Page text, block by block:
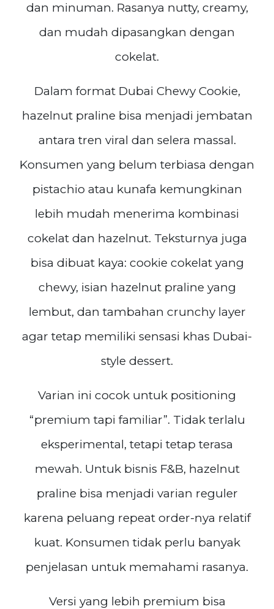
dan minuman. Rasanya nutty, creamy,
dan mudah dipasangkan dengan
cokelat.
Dalam format Dubai Chewy Cookie,
hazelnut praline bisa menjadi jembatan
antara tren viral dan selera massal.
Konsumen yang belum terbiasa dengan
pistachio atau kunafa kemungkinan
lebih mudah menerima kombinasi
cokelat dan hazelnut. Teksturnya juga
bisa dibuat kaya: cookie cokelat yang
chewy, isian hazelnut praline yang
lembut, dan tambahan crunchy layer
agar tetap memiliki sensasi khas Dubai-
style dessert.
Varian ini cocok untuk positioning
“premium tapi familiar”. Tidak terlalu
eksperimental, tetapi tetap terasa
mewah. Untuk bisnis F&B, hazelnut
praline bisa menjadi varian reguler
karena peluang repeat order-nya relatif
kuat. Konsumen tidak perlu banyak
penjelasan untuk memahami rasanya.
Versi yang lebih premium bisa